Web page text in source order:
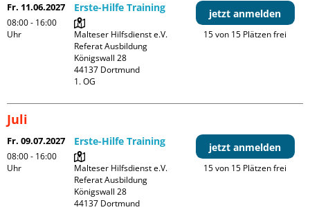
Fr. 11.06.2027
08:00 - 16:00
Uhr
Erste-Hilfe Training
Malteser Hilfsdienst e.V.
Referat Ausbildung
Königswall 28
44137 Dortmund
1. OG
jetzt anmelden
15 von 15 Plätzen frei
Juli
Fr. 09.07.2027
08:00 - 16:00
Uhr
Erste-Hilfe Training
Malteser Hilfsdienst e.V.
Referat Ausbildung
Königswall 28
44137 Dortmund
jetzt anmelden
15 von 15 Plätzen frei